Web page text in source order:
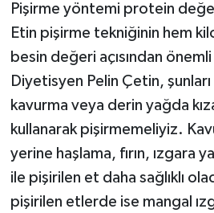
Pişirme yöntemi protein
Etin pişirme tekniğinin hem
besin değeri açısından
Diyetisyen Pelin Çetin,
kavurma veya derin yağda
kullanarak pişirmemeliyiz.
yerine haşlama, fırın, ızgara
ile pişirilen et daha sağlıklı
pişirilen etlerde ise mangal